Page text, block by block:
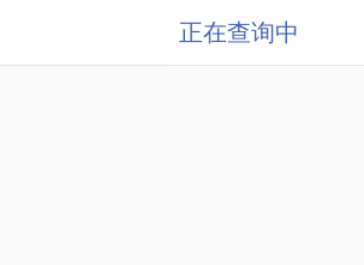
正在查询中